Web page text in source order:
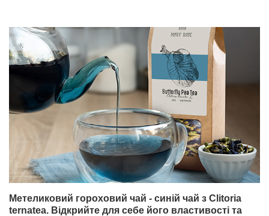
Метеликовий гороховий чай - синій чай з Clitoria
ternatea. Відкрийте для себе його властивості та